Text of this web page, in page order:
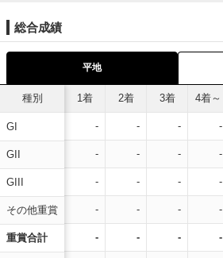
総合成績
平地
種別
GI
GII
GIII
その他重賞
重賞合計
1着 2着 3着 4着～
- - - -
- - - -
- - - -
- - - -
- - - -